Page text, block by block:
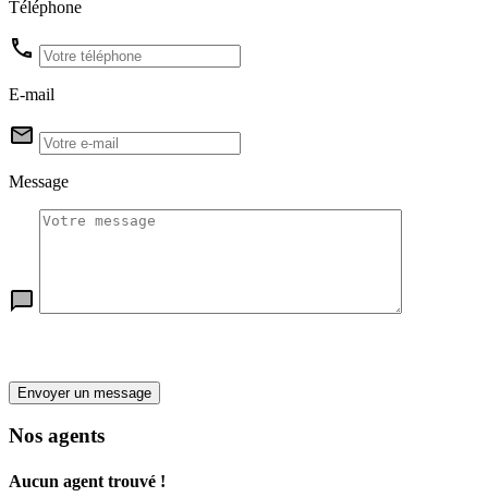
Téléphone
E-mail
Message
Envoyer un message
Nos agents
Aucun agent trouvé !